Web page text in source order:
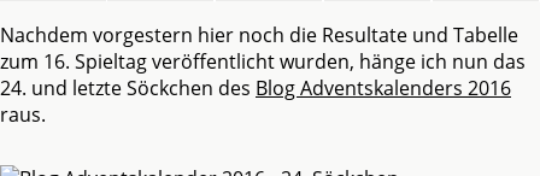
Nachdem vorgestern hier noch die Resultate und Tabelle
zum 16. Spieltag veröffentlicht wurden, hänge ich nun das
24. und letzte Söckchen des Blog Adventskalenders 2016
raus.